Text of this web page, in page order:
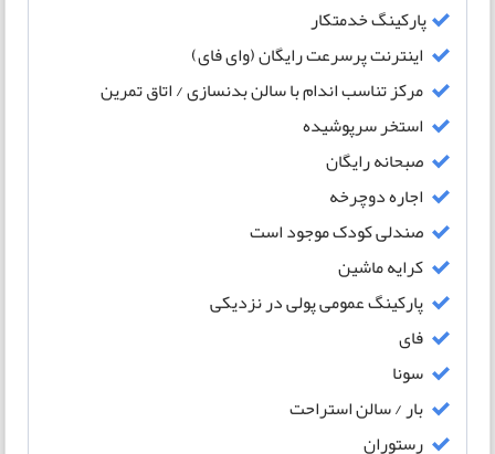
پارکینگ خدمتکار
اینترنت پرسرعت رایگان (وای فای)
مرکز تناسب اندام با سالن بدنسازی / اتاق تمرین
استخر سرپوشیده
صبحانه رایگان
اجاره دوچرخه
صندلی کودک موجود است
کرایه ماشین
پارکینگ عمومی پولی در نزدیکی
فای
سونا
بار / سالن استراحت
رستوران